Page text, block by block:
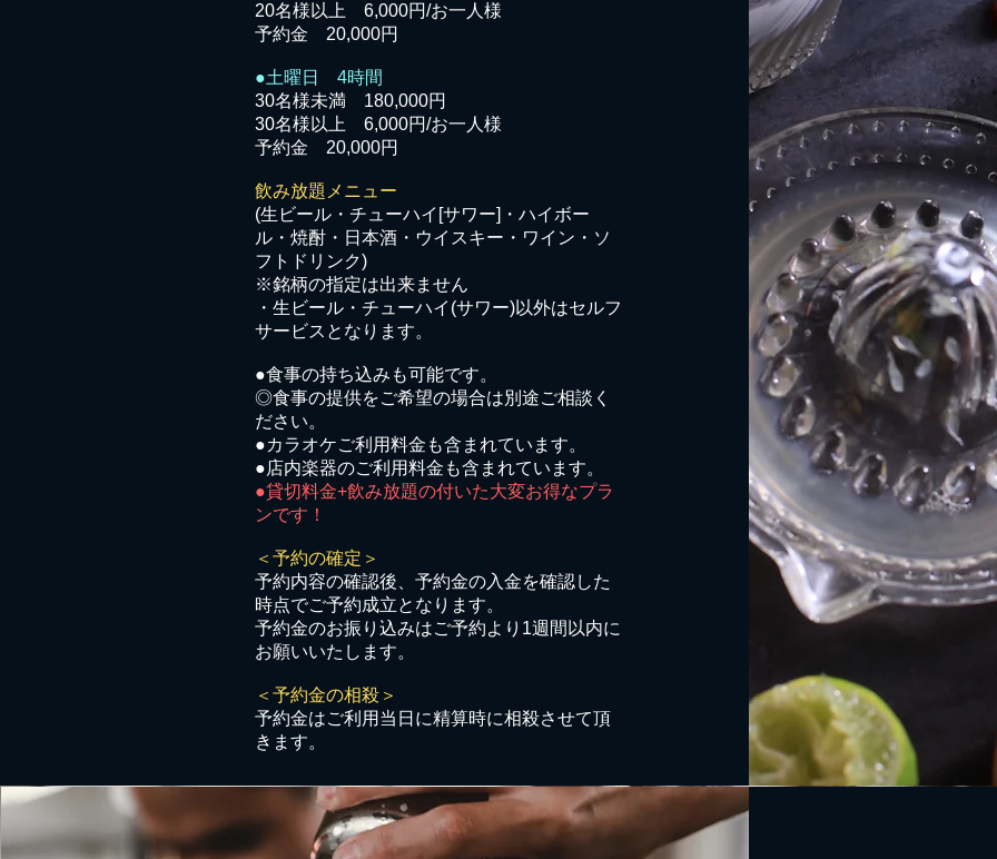
20名様以上 6,000円/お一人様
予約金 20,000円
●土曜日 4時間
30名様未満 180,000円
30名様以上 6,000円/お一人様
予約金 20,000円
飲み放題メニュー
(生ビール・チューハイ[サワー]・ハイボー
ル・焼酎・日本酒・ウイスキー・ワイン・ソ
フトドリンク)
※銘柄の指定は出来ません
・生ビール・チューハイ(サワー)以外はセルフ
サービスとなります。
●食事の持ち込みも可能です。
◎食事の提供をご希望の場合は別途ご相談く
ださい。
●カラオケご利用料金も含まれています。
●店内楽器のご利用料金も含まれています。
​●貸切料金+飲み放題の付いた大変お得なプラ
ンです！
＜予約の確定＞
予約内容の確認後、予約金の入金を確認した
時点でご予約成立となります。
予約金のお振り込みはご予約より1週間以内に
お願いいたします。
＜予約金の相殺＞
予約金はご利用当日に精算時に相殺させて頂
きます。